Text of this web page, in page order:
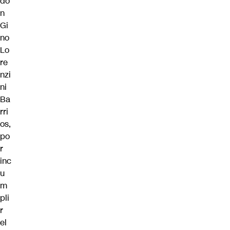
n
Gi
no
Lo
re
nzi
ni
Ba
rri
os,
po
r
inc
u
m
pli
r
el